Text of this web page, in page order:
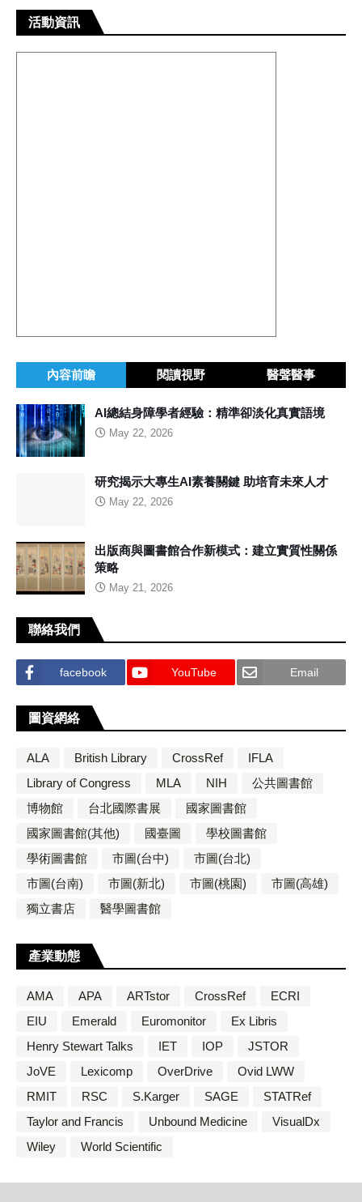
活動資訊
內容前瞻 閱讀視野 醫聲醫事
AI總結身障學者經驗：精準卻淡化真實語境
May 22, 2026
研究揭示大專生AI素養關鍵 助培育未來人才
May 22, 2026
出版商與圖書館合作新模式：建立實質性關係
策略
May 21, 2026
聯絡我們
facebook YouTube Email
圖資網絡
ALA British Library CrossRef
IFLA
Library of Congress
MLA NIH
公共圖書館
博物館
台北國際書展
國家圖書館
國家圖書館(其他)
國臺圖
學校圖書館
學術圖書館
市圖(台中)
市圖(台北)
市圖(台南)
市圖(新北) 市圖(桃園)
市圖(高雄)
獨立書店
醫學圖書館
產業動態
AMA APA ARTstor CrossRef
ECRI
EIU
Emerald Euromonitor
Ex Libris
Henry Stewart Talks
IET IOP
JSTOR
JoVE
Lexicomp OverDrive
Ovid LWW
RMIT
RSC S.Karger SAGE
STATRef
Taylor and Francis
Unbound Medicine
VisualDx
Wiley
World Scientific